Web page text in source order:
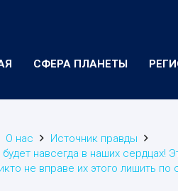
СФЕРА ПЛАНЕТЫ
О нас
Источник правды
будет навсегда в наших
не вправе их этого лишить